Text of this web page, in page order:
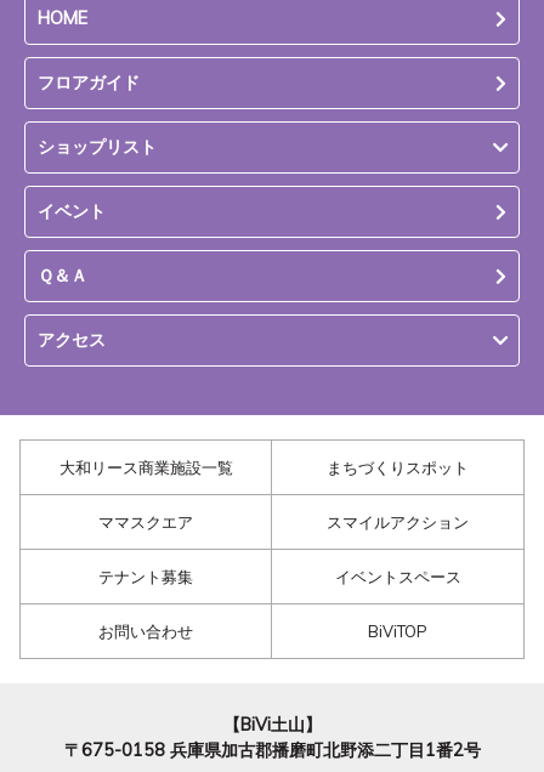
HOME
フロアガイド
ショップリスト
イベント
Ｑ＆Ａ
アクセス
大和リース商業施設一覧 まちづくりスポット
ママスクエア スマイルアクション
テナント募集 イベントスペース
お問い合わせ BiViTOP
【BiVi土山】
〒675-0158 兵庫県加古郡播磨町北野添二丁目1番2号